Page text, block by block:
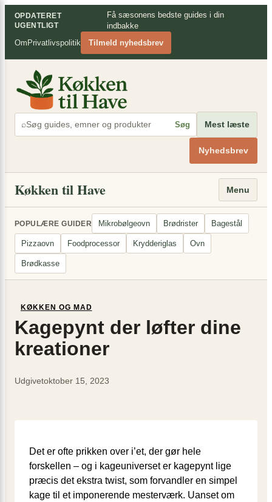
Spring
indhold
OPDATERET
UGENTLIGT
Få sæsonens bedste guides i din
indbakke
Om Privatlivspolitik Tilmeld nyhedsbrev
⌕ Søg Mest læste
Nyhedsbrev
Køkken til Have Menu
POPULÆRE GUIDER Mikrobølgeovn Brødrister Bagestål
Pizzaovn Foodprocessor Krydderiglas Ovn
Brødkasse
KØKKEN OG MAD
Kagepynt der løfter dine
kreationer
Udgivetoktober 15, 2023
Det er ofte prikken over i’et, der gør hele
forskellen – og i kageuniverset er kagepynt lige
præcis det ekstra twist, som forvandler en simpel
kage til et imponerende mesterværk. Uanset om